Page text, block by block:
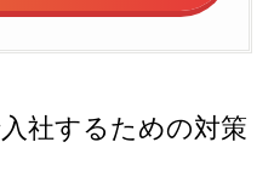
社するための対策